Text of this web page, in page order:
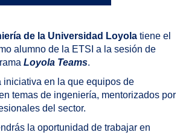
de la Universidad Loyola tiene el
alumno de la ETSI a la sesión de
Loyola Teams.
iniciativa en la que equipos de
temas de ingeniería, mentorizados por
del sector.
la oportunidad de trabajar en